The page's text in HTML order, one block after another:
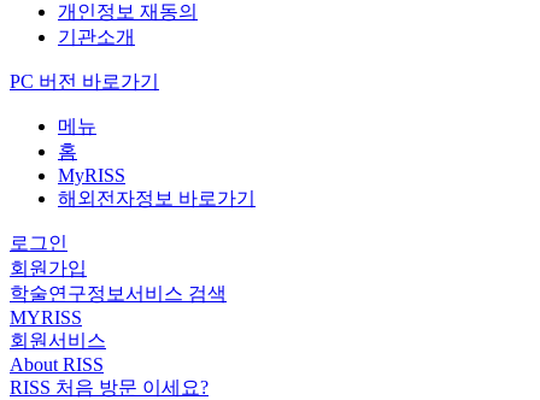
개인정보 재동의
기관소개
PC 버전 바로가기
메뉴
홈
MyRISS
해외전자정보 바로가기
로그인
회원가입
학술연구정보서비스 검색
MYRISS
회원서비스
About RISS
RISS 처음 방문 이세요?